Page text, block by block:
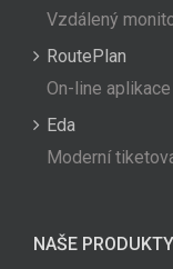
Vzdálený
RoutePlan
On-line
Eda
Moderní
NAŠE PRODUKTY